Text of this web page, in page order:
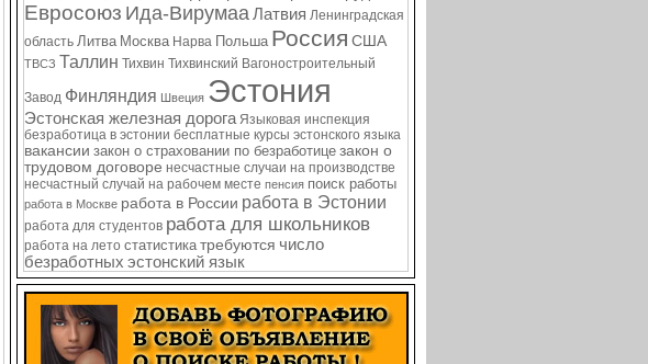
Евросоюз Ида-ВирумааЛатвия Ленинградская
область Литва Москва Нарва Польша Россия США
ТВСЗ Таллин Тихвин Тихвинский Вагоностроительный
Завод Финляндия Швеция Эстония
Эстонская железная дорога Языковая инспекция
безработица в эстонии бесплатные курсы эстонского языка
вакансии закон о страховании по безработице закон о
трудовом договоре несчастные случаи на производстве
несчастный случай на рабочем месте пенсия поиск работы
работа в Москве работа в России работа в Эстонии
работа для студентов работа для школьников
работа на лето статистика требуются число
безработных эстонский язык